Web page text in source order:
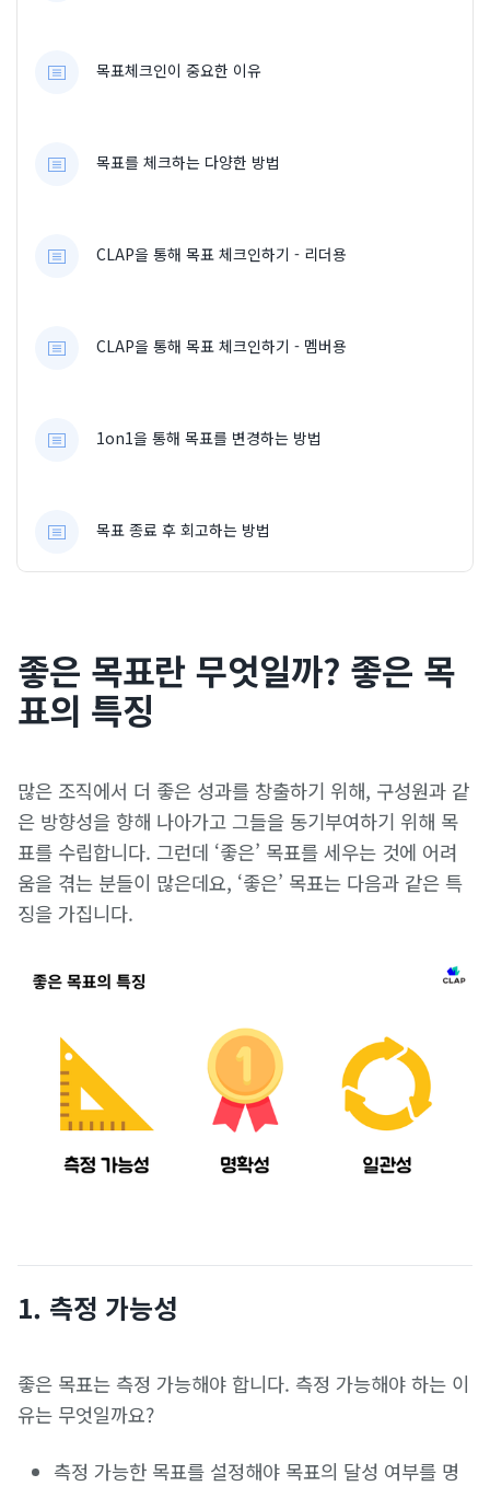
목표체크인이 중요한 이유
목표를 체크하는 다양한 방법
CLAP을 통해 목표 체크인하기 - 리더용
CLAP을 통해 목표 체크인하기 - 멤버용
1on1을 통해 목표를 변경하는 방법
목표 종료 후 회고하는 방법
좋은 목표란 무엇일까? 좋은 목
표의 특징
많은 조직에서 더 좋은 성과를 창출하기 위해, 구성원과 같
은 방향성을 향해 나아가고 그들을 동기부여하기 위해 목
표를 수립합니다. 그런데 ‘좋은’ 목표를 세우는 것에 어려
움을 겪는 분들이 많은데요, ‘좋은’ 목표는 다음과 같은 특
징을 가집니다.
1. 측정 가능성
좋은 목표는 측정 가능해야 합니다. 측정 가능해야 하는 이
유는 무엇일까요?
측정 가능한 목표를 설정해야 목표의 달성 여부를 명